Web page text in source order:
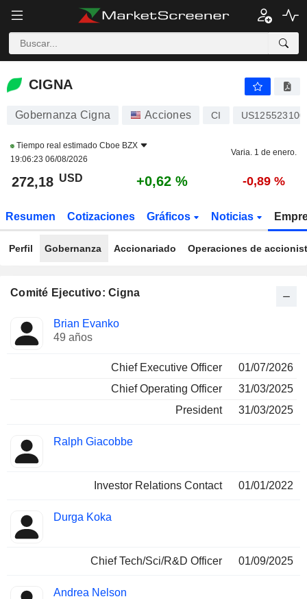
CIGNA
CIGNA
Gobernanza Cigna Acciones CI
Tiempo real estimado Cboe BZX
19:06:23 06/08/2026
Varia. 1 de enero.
272,18 USD +0,62 % -0,89 %
Resumen Cotizaciones Gráficos Noticias
Perfil Gobernanza Accionariado Operaciones de
Comité Ejecutivo: Cigna
Director
Funciones
ocupadas
Brian Evanko
49 años
Chief Executive Officer
01/07/2026
Chief Operating Officer
31/03/2025
President
31/03/2025
Ralph Giacobbe
Investor Relations Contact 01/01/2022
Durga Koka
Chief Tech/Sci/R&D Officer 01/09/2025
Andrea Nelson